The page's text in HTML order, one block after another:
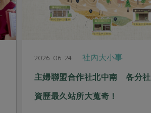
2026-06-24 社內大小事
主婦聯盟合作社北中南 各分社
資歷最久站所大蒐奇！